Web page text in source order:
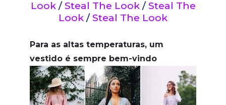
Look/Steal The Look/Steal The
Look /Steal The Look
Para as altas temperaturas, um
vestido é sempre bem-vindo